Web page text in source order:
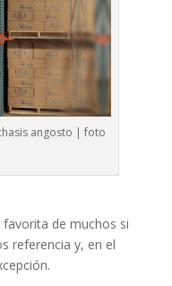
angosto | foto
de muchos si
referencia y, en el